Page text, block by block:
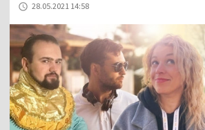
28.05.2021 14:58